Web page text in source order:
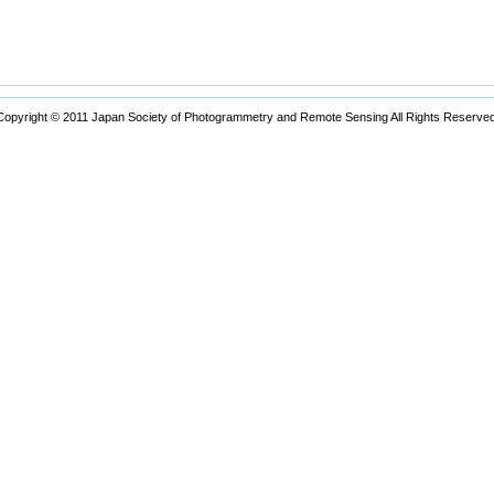
© 2011 Japan Society of Photogrammetry and Remote Sensing All Rights